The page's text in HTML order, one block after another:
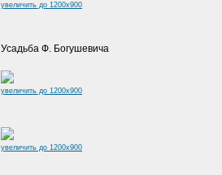
увеличить до 1200x900
Усадьба Ф. Богушевича
увеличить до 1200x900
увеличить до 1200x900